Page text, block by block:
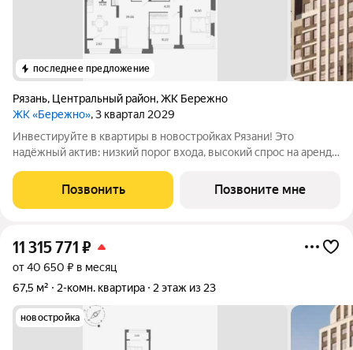
последнее предложение
Рязань, Центральный район,ЖК Бережно
ЖК «Бережно», 3 квартал 2029
Инвестируйте в квартиры в новостройках Рязани! Это
надёжный актив: низкий порог входа, высокий спрос на аренду
Жилой квартал «Бережно» это проект класса Бизнес,
созданный с уважением к городу и
Позвонить Позвоните мне
11 315 771 ₽
от 40 650 ₽ в месяц
67,5 м²
2-комн. квартира 2 этаж из 23
новостройка